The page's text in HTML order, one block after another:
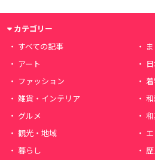
カテゴリー
すべての記事
アート
ファッション
雑貨・インテリア
グルメ
観光・地域
暮らし